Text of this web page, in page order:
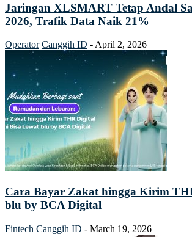
Jaringan XLSMART Tetap Andal
2026, Trafik Data Naik 21%
Operator Canggih ID - April 2, 2026
Cara Bayar Zakat hingga Kirim
blu by BCA Digital
Fintech Canggih ID - March 19, 2026